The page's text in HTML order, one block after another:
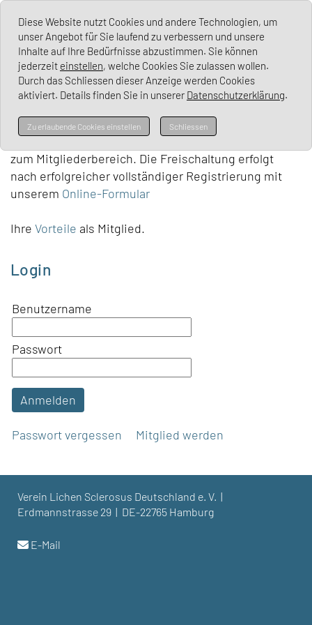
Als Mitglied bekommen Sie Zugriff
zum Mitgliederbereich. Die Freischaltung erfolgt
nach erfolgreicher vollständiger Registrierung mit
unserem Online-Formular
Ihre Vorteile als Mitglied.
Login
Benutzername
Passwort
Anmelden
Passwort vergessen Mitglied werden
Verein Lichen Sclerosus Deutschland e. V. |
Erdmannstrasse 29 | DE-22765 Hamburg
E-Mail
Diese Website nutzt Cookies und andere Technologien, um
unser Angebot für Sie laufend zu verbessern und unsere
Inhalte auf Ihre Bedürfnisse abzustimmen. Sie können
jederzeit einstellen, welche Cookies Sie zulassen wollen.
Durch das Schliessen dieser Anzeige werden Cookies
aktiviert. Details finden Sie in unserer Datenschutzerklärung.
Zu erlaubende Cookies einstellen Schliessen